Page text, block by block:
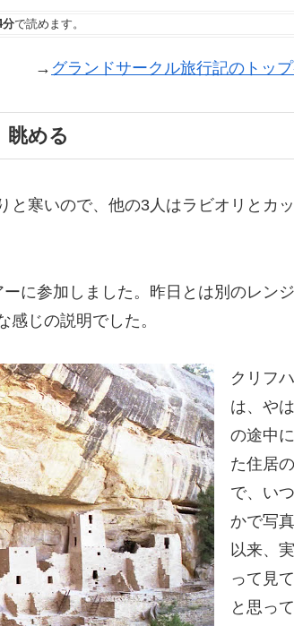
分で読めます。
→ グランドサークル旅行記のトッ
眺める
と寒いので、他の3人はラビオリとカ
に参加しました。昨日とは別のレン
じの説明でした。
クリフ
は、や
の途中
た住居
で、い
かで写
以来、
って見
と思っ